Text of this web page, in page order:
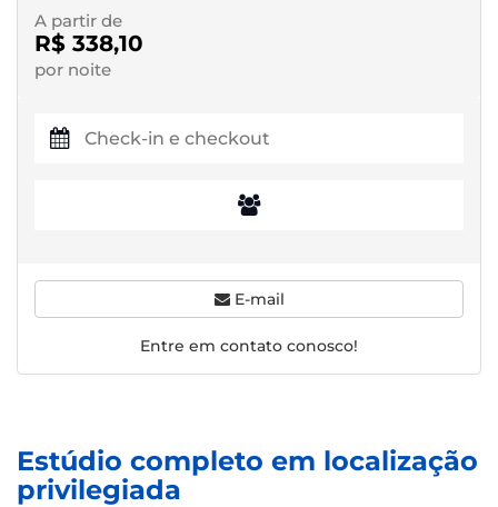
Estúdio completo em localização
privilegiada
A partir de
R$ 338,10
por noite
E-mail
Entre em contato conosco!